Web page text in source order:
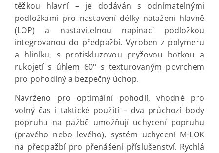
těžkou hlavní – je dodáván s odnímatelnými
podložkami pro nastavení délky natažení hlavně
(LOP) a nastavitelnou napínací podložkou
integrovanou do předpažbí. Vyroben z polymeru
a hliníku, s protiskluzovou pryžovou botkou a
rukojetí s úhlem 60° s texturovaným povrchem
pro pohodlný a bezpečný úchop.
Navrženo pro optimální pohodlí, vhodné pro
volný čas i taktické použití – dva průchozí body
popruhu na pažbě umožňují uchycení popruhu
(pravého nebo levého), systém uchycení M-LOK
na předpažbí pro přenášení příslušenství. Rychlá